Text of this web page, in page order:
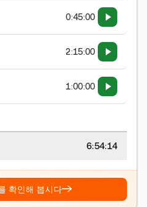
0:45:00
2:15:00
1:00:00
6:54:15
확인해 봅시다→